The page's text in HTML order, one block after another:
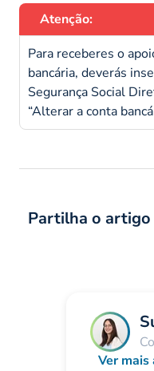
Atenção:
Para receberes o
bancária, deverás
Segurança Social
“Alterar a conta
Partilha o artigo
Ver